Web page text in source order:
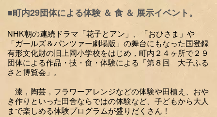
■町内29団体による体験 ＆ 食 ＆ 展示イベント。
NHK朝の連続ドラマ「花子とアン」、「おひさま」や
「ガールズ＆パンツァー劇場版」の舞台にもなった国登録
有形文化財の旧上岡小学校をはじめ，町内２４ヶ所で２９
団体による作品・技・食・体験による「第８回 大子ふる
さと博覧会」。
漆，陶芸，フラワーアレンジなどの体験や田植え、おや
き作りといった田舎ならではの体験など、子どもから大人
まで楽しめる体験プログラムが盛りだくさん！